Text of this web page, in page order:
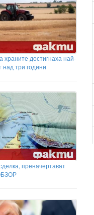
храните достигнаха най-
над три години
преначертават